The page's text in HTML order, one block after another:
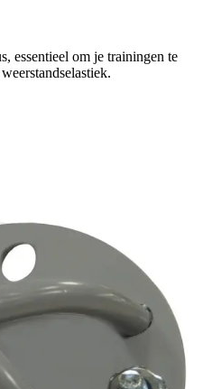
essentieel om je trainingen te